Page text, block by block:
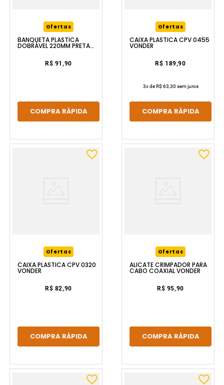
Ofertas
BANQUETA PLÁSTICA
DOBRÁVEL 220MM PRETA
R$ 91,90
COMPRA RÁPIDA
Ofertas
CAIXA PLÁSTICA CPV 0455
VONDER
R$ 189,90
3x deR$ 63,30 sem juros
COMPRA RÁPIDA
Ofertas
CAIXA PLÁSTICA CPV 0320
VONDER
R$ 82,90
COMPRA RÁPIDA
Ofertas
ALICATE CRIMPADOR PARA
CABO COAXIAL VONDER
R$ 95,90
COMPRA RÁPIDA